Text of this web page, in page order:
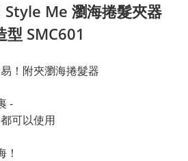
Me 瀏海捲髮夾器
SMC601
！附夾瀏海捲髮器
-
可以使用